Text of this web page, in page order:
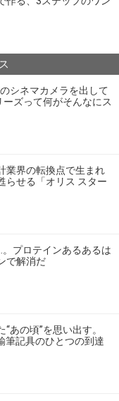
シネマカメラを出して
ーズって何がそんなにス
業界の転換点で生まれ
らせる「オリス スター
プロテインあるあるは
で解消だ
あの頃”を思い出す。
筆記具のひとつの到達